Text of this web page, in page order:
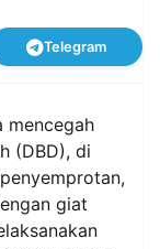
Telegram
mencegah
(DBD), di
giat